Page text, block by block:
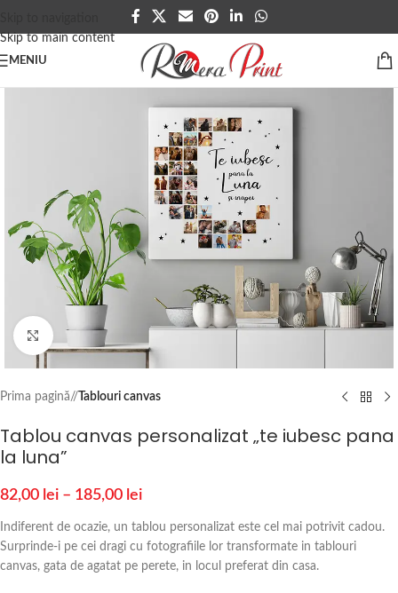
Skip to main content
MENIU
Click to enlarge
Prima pagină/ Tablouri canvas
Tablou canvas personalizat „te iubesc pana
la luna”
82,00 lei – 185,00 lei
Indiferent de ocazie, un tablou personalizat este cel mai potrivit cadou.
Surprinde-i pe cei dragi cu fotografiile lor transformate in tablouri
canvas, gata de agatat pe perete, in locul preferat din casa.